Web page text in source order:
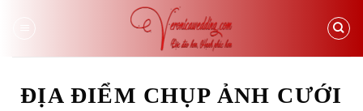
ĐỊA ĐIỂM CHỤP ẢNH CƯỚI